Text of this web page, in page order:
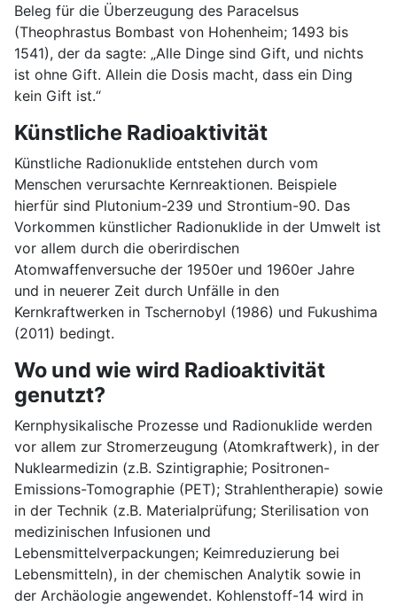
Beleg für die Überzeugung des Paracelsus
(Theophrastus Bombast von Hohenheim; 1493 bis
1541), der da sagte: „Alle Dinge sind Gift, und nichts
ist ohne Gift. Allein die Dosis macht, dass ein Ding
kein Gift ist.“
Künstliche Radioaktivität
Künstliche Radionuklide entstehen durch vom
Menschen verursachte Kernreaktionen. Beispiele
hierfür sind Plutonium-239 und Strontium-90. Das
Vorkommen künstlicher Radionuklide in der Umwelt ist
vor allem durch die oberirdischen
Atomwaffenversuche der 1950er und 1960er Jahre
und in neuerer Zeit durch Unfälle in den
Kernkraftwerken in Tschernobyl (1986) und Fukushima
(2011) bedingt.
Wo und wie wird Radioaktivität
genutzt?
Kernphysikalische Prozesse und Radionuklide werden
vor allem zur Stromerzeugung (Atomkraftwerk), in der
Nuklearmedizin (z.B. Szintigraphie; Positronen-
Emissions-Tomographie (PET); Strahlentherapie) sowie
in der Technik (z.B. Materialprüfung; Sterilisation von
medizinischen Infusionen und
Lebensmittelverpackungen; Keimreduzierung bei
Lebensmitteln), in der chemischen Analytik sowie in
der Archäologie angewendet. Kohlenstoff-14 wird in